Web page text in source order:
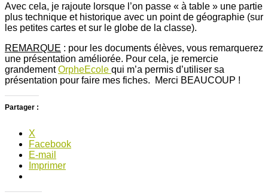
Avec cela, je rajoute lorsque l’on passe « à table » une partie
plus technique et historique avec un point de géographie (sur
les petites cartes et sur le globe de la classe).
REMARQUE : pour les documents élèves, vous remarquerez
une présentation améliorée. Pour cela, je remercie
grandementOrpheEcole qui m’a permis d’utiliser sa
présentation pour faire mes fiches. Merci BEAUCOUP !
Partager :
X
Facebook
E-mail
Imprimer